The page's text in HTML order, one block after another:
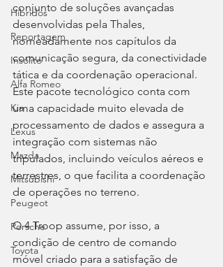
Híbridos
Reportagem
Insólito
Alfa Romeo
Kia
Lexus
Mazda
Mitsubishi
Peugeot
Porsche
Toyota
conjunto de soluções avançadas
desenvolvidas pela Thales,
nomeadamente nos capítulos da
comunicação segura, da conectividade
tática e da coordenação operacional.
Este pacote tecnológico conta com
uma capacidade muito elevada de
processamento de dados e assegura a
integração com sistemas não
tripulados, incluindo veículos aéreos e
terrestres, o que facilita a coordenação
de operações no terreno.
O 4 Troop assume, por isso, a
condição de centro de comando
móvel criado para a satisfação de